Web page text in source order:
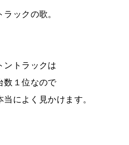
ックの歌。
ントラックは
数１位なので
によく見かけます。